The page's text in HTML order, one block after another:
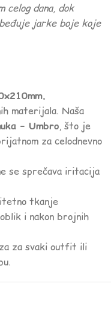
celog dana, dok
jarke boje koje
materijala. Naša
– Umbro, što je
za celodnevno
se sprečava iritacija
tkanje
i nakon brojnih
za svaki outfit ili